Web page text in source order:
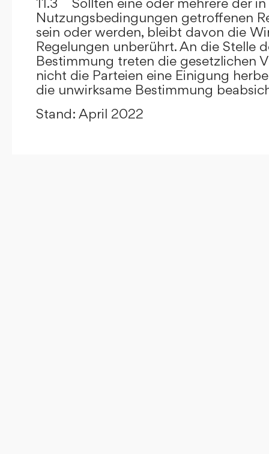
Nutzungsbedingungen getroffenen
sein oder werden, bleibt davon die
Regelungen unberührt. An die Stelle
Bestimmung treten die gesetzlichen
nicht die Parteien eine Einigung
die unwirksame Bestimmung
Stand: April 2022